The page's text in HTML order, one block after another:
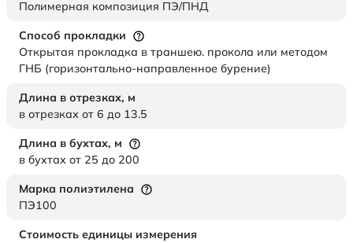
Полимерная композиция ПЭ/ПНД
Способ прокладки
Открытая прокладка в траншею. прокола или методом
ГНБ (горизонтально-направленное бурение)
Длина в отрезках, м
в отрезках от 6 до 13.5
Длина в бухтах, м
в бухтах от 25 до 200
Марка полиэтилена
ПЭ100
Стоимость единицы измерения